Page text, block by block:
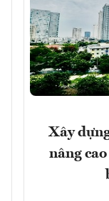
Xây
nâng